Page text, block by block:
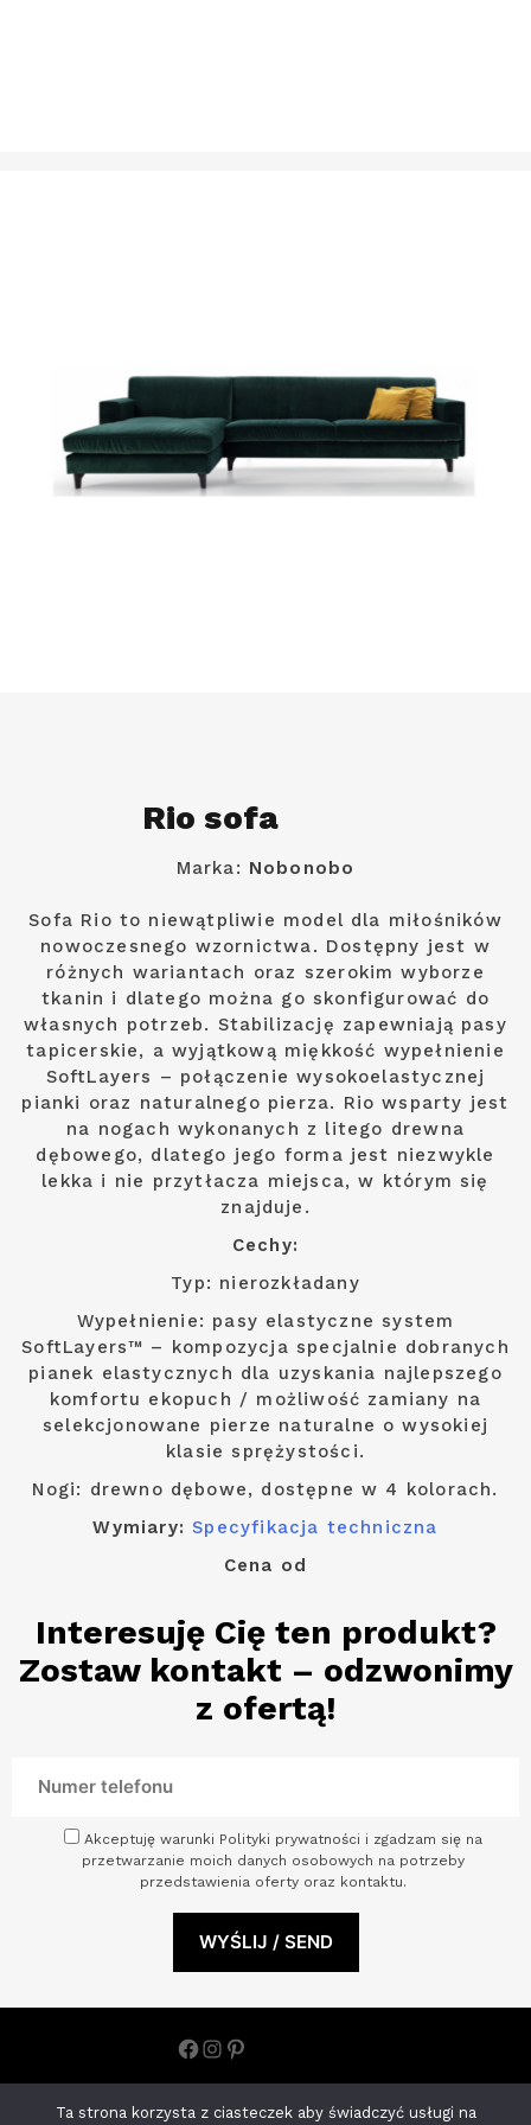
Rio sofa
Marka: Nobonobo
Sofa Rio to niewątpliwie model dla miłośników
nowoczesnego wzornictwa. Dostępny jest w
różnych wariantach oraz szerokim wyborze
tkanin i dlatego można go skonfigurować do
własnych potrzeb. Stabilizację zapewniają pasy
tapicerskie, a wyjątkową miękkość wypełnienie
SoftLayers – połączenie wysokoelastycznej
pianki oraz naturalnego pierza. Rio wsparty jest
na nogach wykonanych z litego drewna
dębowego, dlatego jego forma jest niezwykle
lekka i nie przytłacza miejsca, w którym się
znajduje.
Cechy:
Typ: nierozkładany
Wypełnienie: pasy elastyczne system
SoftLayers™ – kompozycja specjalnie dobranych
pianek elastycznych dla uzyskania najlepszego
komfortu ekopuch / możliwość zamiany na
selekcjonowane pierze naturalne o wysokiej
klasie sprężystości.
Nogi: drewno dębowe, dostępne w 4 kolorach.
Wymiary: Specyfikacja techniczna
Cena od
Interesuję Cię ten produkt?
Zostaw kontakt – odzwonimy
z ofertą!
Akceptuję warunki Polityki prywatności i zgadzam się na
przetwarzanie moich danych osobowych na potrzeby
przedstawienia oferty oraz kontaktu.
Facebook Instagram Pinterest
Polityka prywatności
Ta strona korzysta z ciasteczek aby świadczyć usługi na